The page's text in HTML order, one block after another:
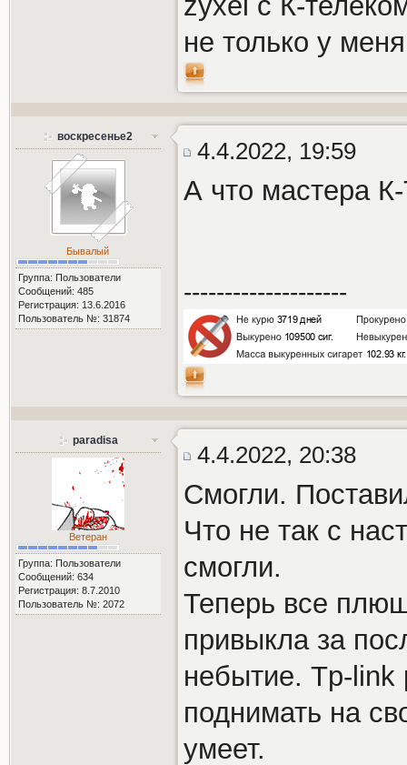
не только у
воскресенье2
Бывалый
Группа: Пользователи
Сообщений: 485
Регистрация: 13.6.2016
Пользователь №: 31874
4.4.2022, 19:59
А что мастера
--------------------
paradisa
Ветеран
Группа: Пользователи
Сообщений: 634
Регистрация: 8.7.2010
Пользователь №: 2072
4.4.2022, 20:38
Смогли.
Что не так с
смогли.
Теперь все
привыкла за
небытие. Tp-link
поднимать на
умеет.